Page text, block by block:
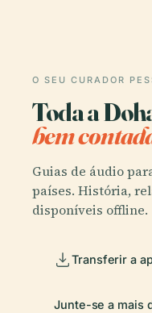
O SEU CURADOR
Toda a
bem
Guias de áudio
países. História,
disponíveis offline.
Transferir a
Junte-se a mais